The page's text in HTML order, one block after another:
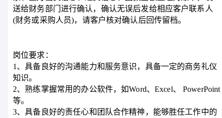
送给财务部门进行确认，确认无误后发给相应客户联系人
(财务或采购人员)，请客户核对确认后回传留档。
岗位要求：
1、具备良好的沟通能力和服务意识，具备一定的商务礼仪
知识。
2、熟练掌握常用的办公软件，如Word、Excel、 PowerPoint
等。
3、具备良好的责任心和团队合作精神，能够胜任工作中的